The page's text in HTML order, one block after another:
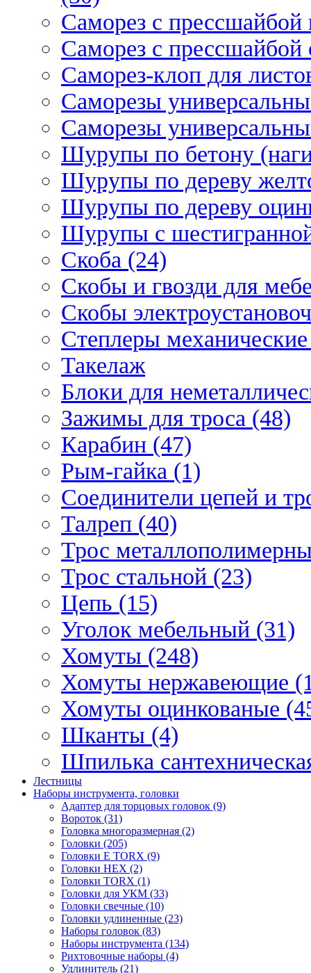
Саморез с прессшайбой
Саморез с
Саморез-клоп для
Саморезы
Саморезы
Шурупы по бетону
Шурупы по дереву
Шурупы по дереву
Шурупы с
Скоба (24)
Скобы и гвозди для
Скобы
Степлеры
Такелаж
Блоки для
Зажимы для троса (48)
Карабин (47)
Рым-гайка (1)
Соединители цепей и
Талреп (40)
Трос
Трос стальной (23)
Цепь (15)
Уголок мебельный (31)
Хомуты (248)
Хомуты нержавеющие
Хомуты оцинкованые
Шканты (4)
Шпилька
Лестницы
Наборы инструмента, головки
Адаптер для торцовых головок (9)
Вороток (31)
Головка многоразмерная (2)
Головки (205)
Головки E TORX (9)
Головки HEX (2)
Головки TORX (1)
Головки для УКМ (33)
Головки свечные (10)
Головки удлиненные (23)
Наборы головок (83)
Наборы инструмента (134)
Рихтовочные наборы (4)
Удлинитель (21)